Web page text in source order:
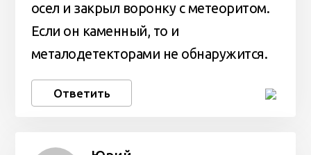
осел и закрыл воронку с метеоритом.
Если он каменный, то и
металодетекторами не обнаружится.
Ответить